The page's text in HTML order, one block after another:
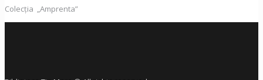
Colecția „Amprenta”